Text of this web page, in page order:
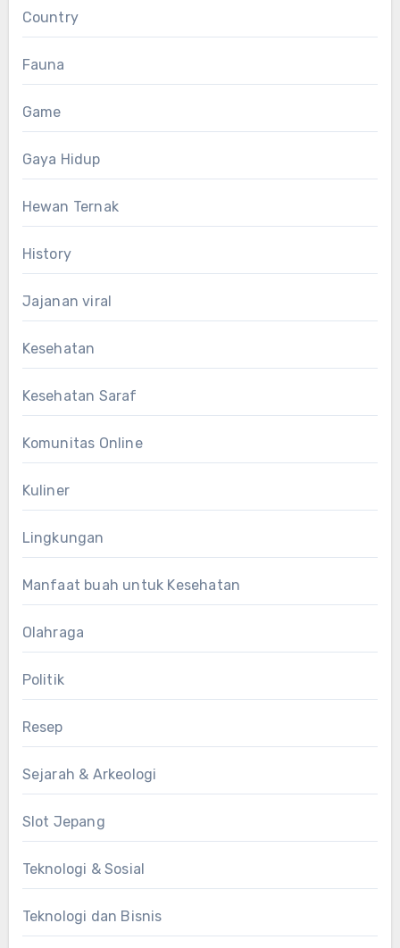
Country
Fauna
Game
Gaya Hidup
Hewan Ternak
History
Jajanan viral
Kesehatan
Kesehatan Saraf
Komunitas Online
Kuliner
Lingkungan
Manfaat buah untuk Kesehatan
Olahraga
Politik
Resep
Sejarah & Arkeologi
Slot Jepang
Teknologi & Sosial
Teknologi dan Bisnis